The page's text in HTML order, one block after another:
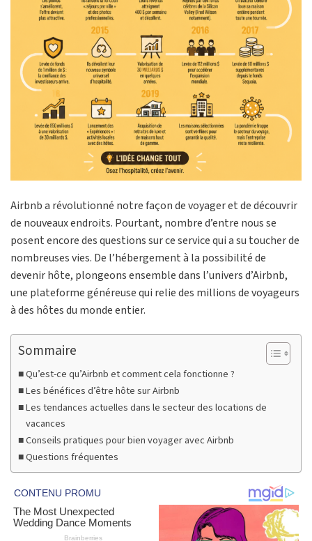
Airbnb a révolutionné notre façon de voyager et de découvrir
de nouveaux endroits. Pourtant, nombre d’entre nous se
posent encore des questions sur ce service qui a su toucher de
nombreuses vies. De l’hébergement à la possibilité de
devenir hôte, plongeons ensemble dans l’univers d’Airbnb,
une plateforme généreuse qui relie des millions de voyageurs
à des hôtes du monde entier.
Sommaire
Qu’est-ce qu’Airbnb et comment cela fonctionne ?
Les bénéfices d’être hôte sur Airbnb
Les tendances actuelles dans le secteur des locations de
vacances
Conseils pratiques pour bien voyager avec Airbnb
Questions fréquentes